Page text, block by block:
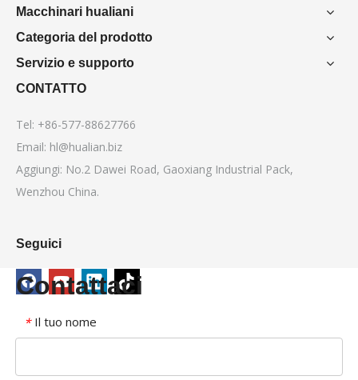
Macchinari hualiani
Categoria del prodotto
Servizio e supporto
CONTATTO
Tel: +86-577-88627766
Email: hl@hualian.biz
Aggiungi: No.2 Dawei Road, Gaoxiang Industrial Pack,
Wenzhou China.
Seguici
Contattaci
* Il tuo nome